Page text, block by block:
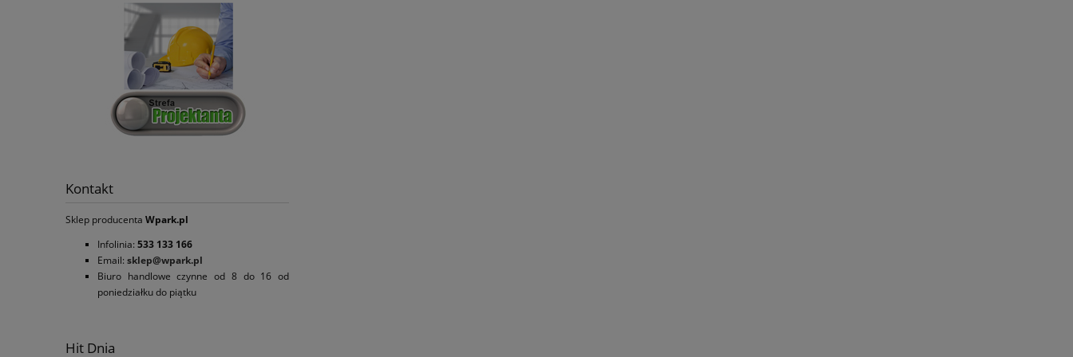
Kontakt
Sklep producenta Wpark.pl
Infolinia: 533 133 166
Email: sklep@wpark.pl
Biuro handlowe czynne od 8 do 16 od
poniedziałku do piątku
Hit Dnia